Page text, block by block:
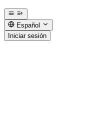
Español
Iniciar sesión